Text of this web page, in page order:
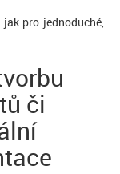
pro jednoduché,
či